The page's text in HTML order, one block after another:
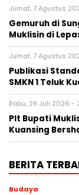
Jumat, 7 Agustus
Gemuruh di
Muklisin di
Jumat, 7 Agustus
Publikasi
SMKN 1 Teluk
Rabu, 29 Juli 2026 -
Plt Bupati
Kuansing
BERITA
Budaya